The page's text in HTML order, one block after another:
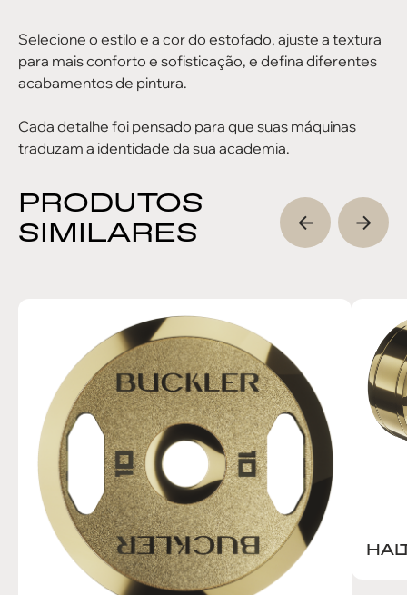
Selecione o estilo e a cor do estofado, ajuste a textura
para mais conforto e sofisticação, e defina diferentes
acabamentos de pintura.
Cada detalhe foi pensado para que suas máquinas
traduzam a identidade da sua academia.
PRODUTOS
SIMILARES